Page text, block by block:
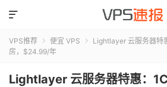

VPS推荐  便宜 VPS 
Lightlayer 云服务器特
房，$24.99/年
Lightlayer 云服务器特惠：